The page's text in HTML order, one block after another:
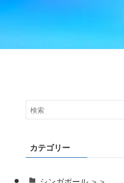
カテゴリー